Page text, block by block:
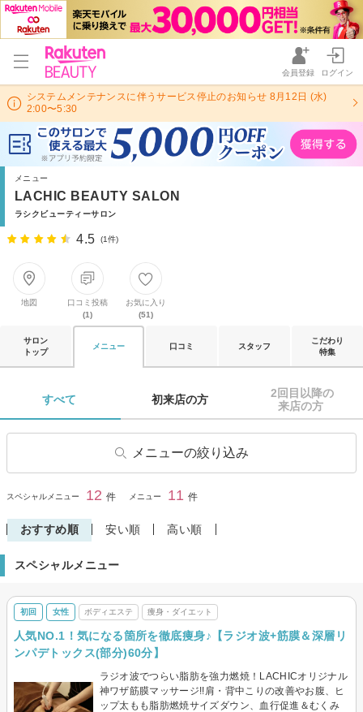
会員登録 ログイン
システムメンテナンスに伴うサービス停止のお知らせ 8月12日 (水)
2:00〜5:30
メニュー
LACHIC BEAUTY SALON
ラシクビューティーサロン
4.5 (1件)
地図
口コミ投稿
(1)
お気に入り
(51)
サロン
トップ
メニュー 口コミ スタッフ
こだわり
特集
すべて 初来店の方
2回目以降の
来店の方
メニューの絞り込み
フェイシャルエステ
プ
バストアップ・ケア 骨格・骨盤矯正
閉じる
スペシャルメニュー 12 件 メニュー 11 件
おすすめ順 安い順 高い順
スペシャルメニュー
初回 女性 ボディエステ 痩身・ダイエット
人気NO.1！気になる箇所を徹底痩身♪【ラジオ波+筋膜＆深層リ
ンパデトックス(部分)60分】
ラジオ波でつらい脂肪を強力燃焼！LACHICオリジナル
神ワザ筋膜マッサージ!!肩・背中こりの改善やお腹、ヒ
ップ太もも脂肪燃焼サイズダウン、血行促進＆むくみ